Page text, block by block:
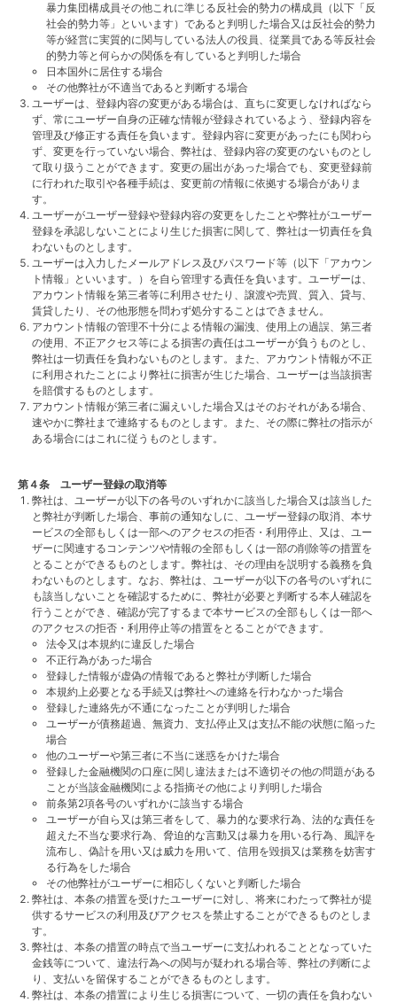
暴力集団構成員その他これに準じる反社会的勢力の構成員（以下「反
社会的勢力等」といいます）であると判明した場合又は反社会的勢力
等が経営に実質的に関与している法人の役員、従業員である等反社会
的勢力等と何らかの関係を有していると判明した場合
日本国外に居住する場合
その他弊社が不適当であると判断する場合
ユーザーは、登録内容の変更がある場合は、直ちに変更しなければなら
ず、常にユーザー自身の正確な情報が登録されているよう、登録内容を
管理及び修正する責任を負います。登録内容に変更があったにも関わら
ず、変更を行っていない場合、弊社は、登録内容の変更のないものとし
て取り扱うことができます。変更の届出があった場合でも、変更登録前
に行われた取引や各種手続は、変更前の情報に依拠する場合がありま
す。
ユーザーがユーザー登録や登録内容の変更をしたことや弊社がユーザー
登録を承認しないことにより生じた損害に関して、弊社は一切責任を負
わないものとします。
ユーザーは入力したメールアドレス及びパスワード等（以下「アカウン
ト情報」といいます。）を自ら管理する責任を負います。ユーザーは、
アカウント情報を第三者等に利用させたり、譲渡や売買、質入、貸与、
賃貸したり、その他形態を問わず処分することはできません。
アカウント情報の管理不十分による情報の漏洩、使用上の過誤、第三者
の使用、不正アクセス等による損害の責任はユーザーが負うものとし、
弊社は一切責任を負わないものとします。また、アカウント情報が不正
に利用されたことにより弊社に損害が生じた場合、ユーザーは当該損害
を賠償するものとします。
アカウント情報が第三者に漏えいした場合又はそのおそれがある場合、
速やかに弊社まで連絡するものとします。また、その際に弊社の指示が
ある場合にはこれに従うものとします。
第４条 ユーザー登録の取消等
弊社は、ユーザーが以下の各号のいずれかに該当した場合又は該当した
と弊社が判断した場合、事前の通知なしに、ユーザー登録の取消、本サ
ービスの全部もしくは一部へのアクセスの拒否・利用停止、又は、ユー
ザーに関連するコンテンツや情報の全部もしくは一部の削除等の措置を
とることができるものとします。弊社は、その理由を説明する義務を負
わないものとします。なお、弊社は、ユーザーが以下の各号のいずれに
も該当しないことを確認するために、弊社が必要と判断する本人確認を
行うことができ、確認が完了するまで本サービスの全部もしくは一部へ
のアクセスの拒否・利用停止等の措置をとることができます。
法令又は本規約に違反した場合
不正行為があった場合
登録した情報が虚偽の情報であると弊社が判断した場合
本規約上必要となる手続又は弊社への連絡を行わなかった場合
登録した連絡先が不通になったことが判明した場合
ユーザーが債務超過、無資力、支払停止又は支払不能の状態に陥った
場合
他のユーザーや第三者に不当に迷惑をかけた場合
登録した金融機関の口座に関し違法または不適切その他の問題がある
ことが当該金融機関による指摘その他により判明した場合
前条第2項各号のいずれかに該当する場合
ユーザーが自ら又は第三者をして、暴力的な要求行為、法的な責任を
超えた不当な要求行為、脅迫的な言動又は暴力を用いる行為、風評を
流布し、偽計を用い又は威力を用いて、信用を毀損又は業務を妨害す
る行為をした場合
その他弊社がユーザーに相応しくないと判断した場合
弊社は、本条の措置を受けたユーザーに対し、将来にわたって弊社が提
供するサービスの利用及びアクセスを禁止することができるものとしま
す。
弊社は、本条の措置の時点で当ユーザーに支払われることとなっていた
金銭等について、違法行為への関与が疑われる場合等、弊社の判断によ
り、支払いを留保することができるものとします。
弊社は、本条の措置により生じる損害について、一切の責任を負わない